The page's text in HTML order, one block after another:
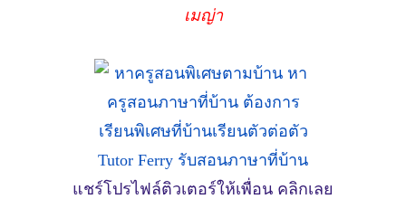
เมญ่า
แชร์โปรไฟล์ติวเตอร์ให้เพื่อน คลิกเลย